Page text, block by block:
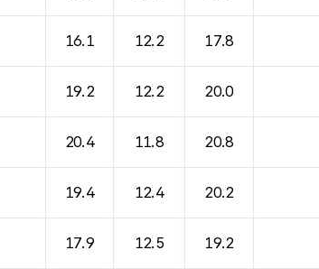
16.1 12.2 17.8
19.2 12.2 20.0
20.4 11.8 20.8
19.4 12.4 20.2
17.9 12.5 19.2